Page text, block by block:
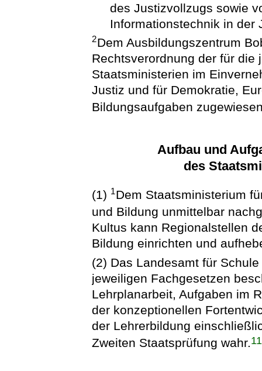
des Justizvollzugs sowie
Informationstechnik in der
2Dem Ausbildungszentrum
Rechtsverordnung der für die
Staatsministerien im
Justiz und für Demokratie,
Bildungsaufgaben
Aufbau und
des
(1) 1Dem Staatsministerium
und Bildung unmittelbar
Kultus kann Regionalstellen
Bildung einrichten und
(2) Das Landesamt für
jeweiligen Fachgesetzen
Lehrplanarbeit, Aufgaben im
der konzeptionellen
der Lehrerbildung
Zweiten Staatsprüfung wahr.11